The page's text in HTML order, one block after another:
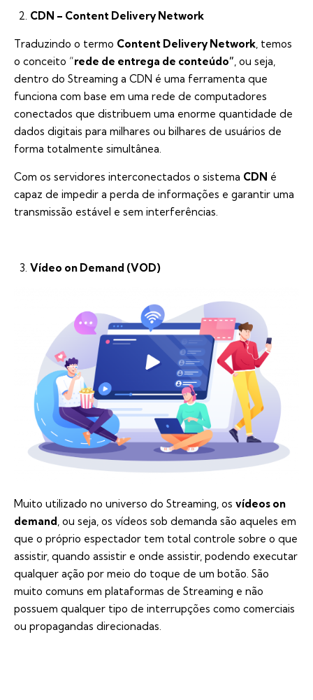
CDN – Content Delivery Network
Traduzindo o termo Content Delivery Network, temos
o conceito “rede de entrega de conteúdo”, ou seja,
dentro do Streaming a CDN é uma ferramenta que
funciona com base em uma rede de computadores
conectados que distribuem uma enorme quantidade de
dados digitais para milhares ou bilhares de usuários de
forma totalmente simultânea.
Com os servidores interconectados o sistema CDN é
capaz de impedir a perda de informações e garantir uma
transmissão estável e sem interferências.
Vídeo on Demand (VOD)
Muito utilizado no universo do Streaming, os vídeos on
demand, ou seja, os vídeos sob demanda são aqueles em
que o próprio espectador tem total controle sobre o que
assistir, quando assistir e onde assistir, podendo executar
qualquer ação por meio do toque de um botão. São
muito comuns em plataformas de Streaming e não
possuem qualquer tipo de interrupções como comerciais
ou propagandas direcionadas.